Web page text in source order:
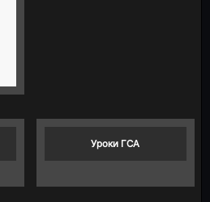
Уроки ГСА